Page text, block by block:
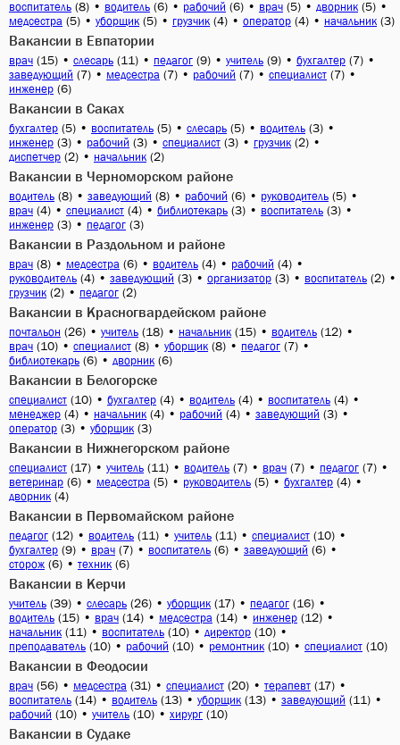
воспитатель (8) • водитель (6) • рабочий (6) • врач (5) • дворник (5) •
медсестра (5) • уборщик (5) • грузчик (4) • оператор (4) • начальник (3)
Вакансии в Евпатории
врач (15) • слесарь (11) • педагог (9) • учитель (9) • бухгалтер (7) •
заведующий (7) • медсестра (7) • рабочий (7) • специалист (7) •
инженер (6)
Вакансии в Саках
бухгалтер (5) • воспитатель (5) • слесарь (5) • водитель (3) •
инженер (3) • рабочий (3) • специалист (3) • грузчик (2) •
диспетчер (2) • начальник (2)
Вакансии в Черноморском районе
водитель (8) • заведующий (8) • рабочий (6) • руководитель (5) •
врач (4) • специалист (4) • библиотекарь (3) • воспитатель (3) •
инженер (3) • педагог (3)
Вакансии в Раздольном и районе
врач (8) • медсестра (6) • водитель (4) • рабочий (4) •
руководитель (4) • заведующий (3) • организатор (3) • воспитатель (2) •
грузчик (2) • педагог (2)
Вакансии в Красногвардейском районе
почтальон (26) • учитель (18) • начальник (15) • водитель (12) •
врач (10) • специалист (8) • уборщик (8) • педагог (7) •
библиотекарь (6) • дворник (6)
Вакансии в Белогорске
специалист (10) • бухгалтер (4) • водитель (4) • воспитатель (4) •
менеджер (4) • начальник (4) • рабочий (4) • заведующий (3) •
оператор (3) • уборщик (3)
Вакансии в Нижнегорском районе
специалист (17) • учитель (11) • водитель (7) • врач (7) • педагог (7) •
ветеринар (6) • медсестра (5) • руководитель (5) • бухгалтер (4) •
дворник (4)
Вакансии в Первомайском районе
педагог (12) • водитель (11) • учитель (11) • специалист (10) •
бухгалтер (9) • врач (7) • воспитатель (6) • заведующий (6) •
сторож (6) • техник (6)
Вакансии в Керчи
учитель (39) • слесарь (26) • уборщик (17) • педагог (16) •
водитель (15) • врач (14) • медсестра (14) • инженер (12) •
начальник (11) • воспитатель (10) • директор (10) •
преподаватель (10) • рабочий (10) • ремонтник (10) • специалист (10)
Вакансии в Феодосии
врач (56) • медсестра (31) • специалист (20) • терапевт (17) •
воспитатель (14) • водитель (13) • уборщик (13) • заведующий (11) •
рабочий (10) • учитель (10) • хирург (10)
Вакансии в Судаке